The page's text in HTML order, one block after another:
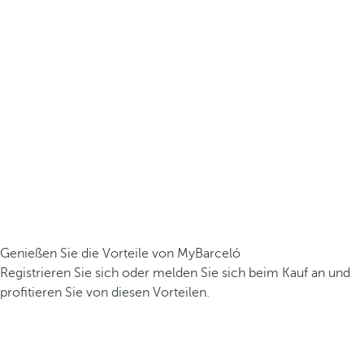
Genießen Sie die Vorteile von MyBarceló
Registrieren Sie sich oder melden Sie sich beim Kauf an und
profitieren Sie von diesen Vorteilen.